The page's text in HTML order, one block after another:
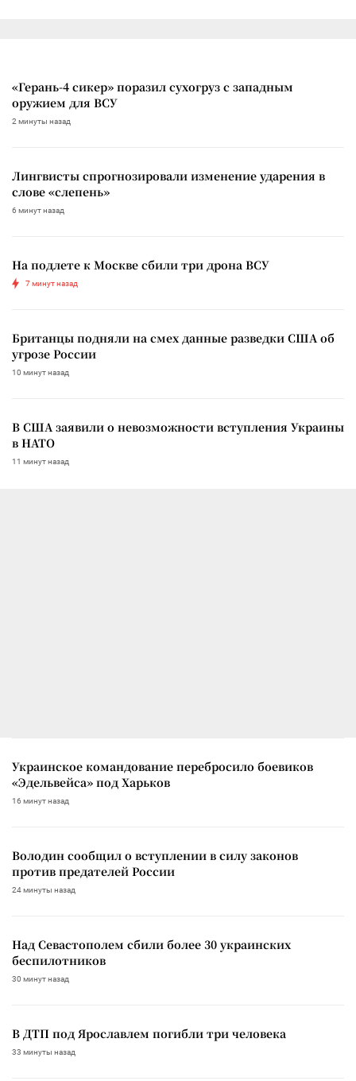
«Герань-4 сикер» поразил сухогруз с западным
оружием для ВСУ
2 минуты назад
Лингвисты спрогнозировали изменение ударения в
слове «слепень»
6 минут назад
На подлете к Москве сбили три дрона ВСУ
7 минут назад
Британцы подняли на смех данные разведки США об
угрозе России
10 минут назад
В США заявили о невозможности вступления Украины
в НАТО
11 минут назад
Украинское командование перебросило боевиков
«Эдельвейса» под Харьков
16 минут назад
Володин сообщил о вступлении в силу законов
против предателей России
24 минуты назад
Над Севастополем сбили более 30 украинских
беспилотников
30 минут назад
В ДТП под Ярославлем погибли три человека
33 минуты назад